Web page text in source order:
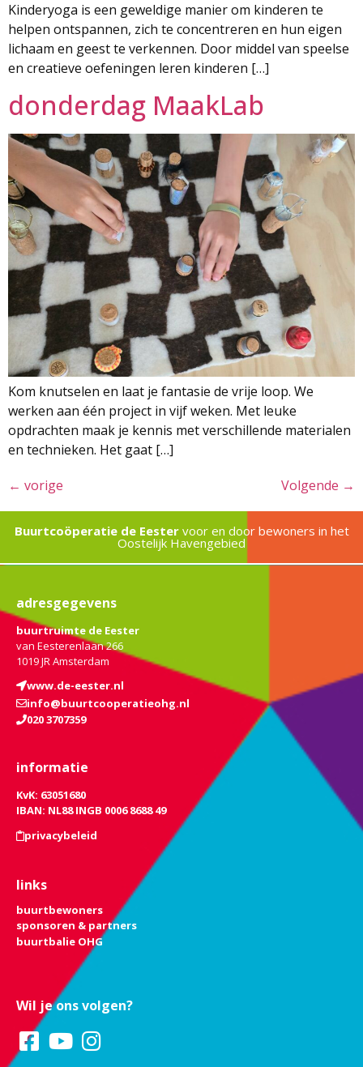
Kinderyoga is een geweldige manier om kinderen te
helpen ontspannen, zich te concentreren en hun eigen
lichaam en geest te verkennen. Door middel van speelse
en creatieve oefeningen leren kinderen […]
donderdag MaakLab
Kom knutselen en laat je fantasie de vrije loop. We
werken aan één project in vijf weken. Met leuke
opdrachten maak je kennis met verschillende materialen
en technieken. Het gaat […]
← vorige Volgende →
Buurtcoöperatie de Eestervoor en door bewoners in het
Oostelijk Havengebied
adresgegevens
buurtruimte de Eester
van Eesterenlaan 266
1019 JR Amsterdam
www.de-eester.nl
info@buurtcooperatieohg.nl
020 3707359
informatie
KvK: 63051680
IBAN: NL88 INGB 0006 8688 49
privacybeleid
links
buurtbewoners
sponsoren & partners
buurtbalie OHG
Wil je ons volgen?